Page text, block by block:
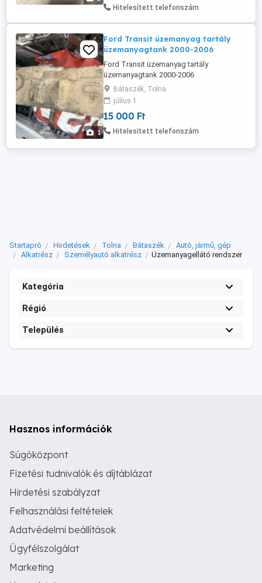
(Baujahr 09.2010 - ..., 224 PS, Diesel)
(Baujahr ...
Hitelesített telefonszám
1
Ford Transit üzemanyag tartály
üzemanyagtank 2000-2006
Ford Transit üzemanyag tartály
üzemanyagtank 2000-2006
Bátaszék, Tolna
július 1
15 000 Ft
Hitelesített telefonszám
Startapró Hirdetések Tolna Bátaszék
Autó, jármű, gép
Alkatrész
Személyautó alkatrész Üzemanyagellátó rendszer
Kategória
Régió
Település
Hasznos információk
Súgóközpont
Fizetési tudnivalók és díjtáblázat
Hirdetési szabályzat
Felhasználási feltételek
Adatvédelmi beállítások
Ügyfélszolgálat
Marketing